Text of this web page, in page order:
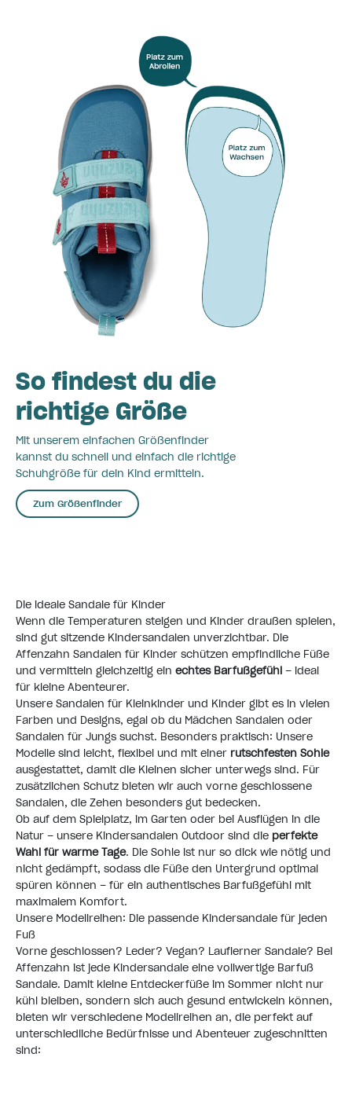
So findest du die
richtige Größe
Mit unserem einfachen Größenfinder
kannst du schnell und einfach die richtige
Schuhgröße für dein Kind ermitteln.
Zum Größenfinder
Die ideale Sandale für Kinder
Wenn die Temperaturen steigen und Kinder draußen spielen,
sind gut sitzende Kindersandalen unverzichtbar. Die
Affenzahn Sandalen für Kinder schützen empfindliche Füße
und vermitteln gleichzeitig ein echtes Barfußgefühl – ideal
für kleine Abenteurer.
Unsere Sandalen für Kleinkinder und Kinder gibt es in vielen
Farben und Designs, egal ob du Mädchen Sandalen oder
Sandalen für Jungs suchst. Besonders praktisch: Unsere
Modelle sind leicht, flexibel und mit einer rutschfesten Sohle
ausgestattet, damit die Kleinen sicher unterwegs sind. Für
zusätzlichen Schutz bieten wir auch vorne geschlossene
Sandalen, die Zehen besonders gut bedecken.
Ob auf dem Spielplatz, im Garten oder bei Ausflügen in die
Natur – unsere Kindersandalen Outdoor sind die perfekte
Wahl für warme Tage. Die Sohle ist nur so dick wie nötig und
nicht gedämpft, sodass die Füße den Untergrund optimal
spüren können – für ein authentisches Barfußgefühl mit
maximalem Komfort.
Unsere Modellreihen: Die passende Kindersandale für jeden
Fuß
Vorne geschlossen? Leder? Vegan? Lauflerner Sandale? Bei
Affenzahn ist jede Kindersandale eine vollwertige Barfuß
Sandale. Damit kleine Entdeckerfüße im Sommer nicht nur
kühl bleiben, sondern sich auch gesund entwickeln können,
bieten wir verschiedene Modellreihen an, die perfekt auf
unterschiedliche Bedürfnisse und Abenteuer zugeschnitten
sind: